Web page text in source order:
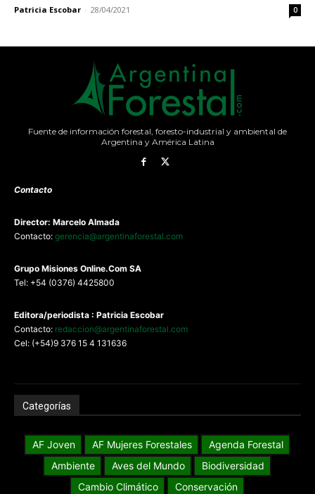
Patricia Escobar - 28/04/2021 0
Fuente de información forestal, foresto-industrial y ambiental de
Argentina y América Latina
Contacto
Director: Marcelo Almada
Contacto: gerencia@argentinaforestal.com
Grupo Misiones Online.Com SA
Tel: +54 (0376) 4425800
Editora/periodista : Patricia Escobar
Contacto: redaccion@argentinaforestal.com
Cel: (+54)9 376 15 4 131636
Categorías
AF Joven AF Mujeres Forestales
Agenda Forestal
Ambiente
Aves del Mundo
Biodiversidad
Cambio Climático
Conservación